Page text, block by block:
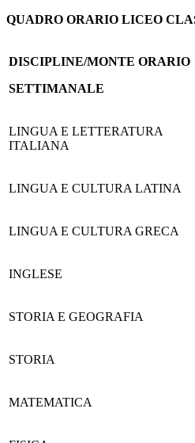
QUADRO ORARIO LICEO
DISCIPLINE/MONTE ORARIO
SETTIMANALE
LINGUA E LETTERATURA
ITALIANA
LINGUA E CULTURA LATINA
LINGUA E CULTURA GRECA
INGLESE
STORIA E GEOGRAFIA
STORIA
MATEMATICA